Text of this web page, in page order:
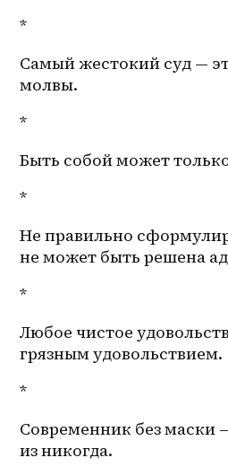
*
Самый жестокий суд —
молвы.
*
Быть собой может
*
Не правильно
не может быть решена
*
Любое чистое
грязным удовольствием.
*
Современник без маски
из никогда.